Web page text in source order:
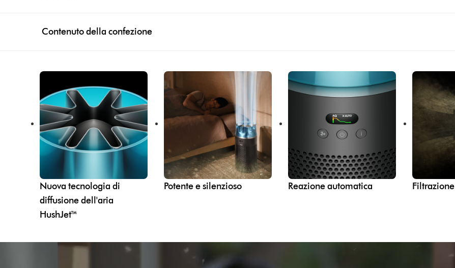
Contenuto della confezione
Nuova tecnologia di
diffusione dell'aria
HushJet™
Potente e silenzioso Reazione automatica Filtrazione